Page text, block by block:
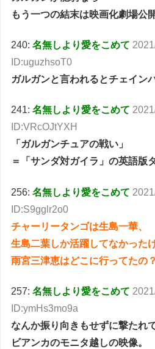
もう一つの結末は映画化劇場公
240:名無しより愛をこめて
ID:uguzhsoT0
ガルガンと言われるとチェイン
241:名無しより愛をこめて
ID:VRcOJtYXH
「ガルガンチュアの戦い」
＝「サンダ対ガイラ」の英語版
256:名無しより愛をこめて
ID:S9gglr2o0
チャーリータンゴは生島一華、
生島二葉しか活躍してなかった
雨宮三津恵はどこに行ってたの？
257:名無しより愛をこめて
ID:ymHs3mo9a
なんか振り向きもせずに撃たれて
ビアンカのモニタ越しの映像。